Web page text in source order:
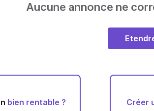
Aucune annonce ne
bien rentable ? Créer